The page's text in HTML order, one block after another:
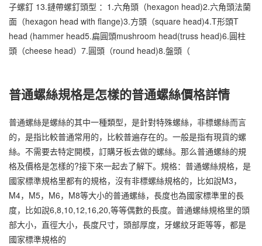
子螺釘 13.鏈帶螺釘頭型 ：1.六角頭（hexagon head)2.六角頭法蘭
面（hexagon head with flange)3.方頭（square head)4.T形頭T
head (hammer head5.扁圓頭mushroom head(truss head)6.圓柱
頭（cheese head）7.圓頭（round head)8.盤頭（
普通螺絲規格是怎樣的普通螺絲價格詳情
普通螺絲是螺絲的其中一種類型，是針對特殊螺絲，非標螺絲而言
的，是指比較普通常用的，比較普遍存在的。一般是指有現貨的螺
絲。不需要去特定開模，訂購牙板去做的螺絲。那么普通螺絲的規
格及價格是怎樣的?接下來一起去了解下。規格：普通螺絲規格，是
國家標準規格里都有的規格，沒有非標螺絲規格的，比如說M3，
M4，M5，M6，M8等大小的普通螺絲，長度也為國家標準里的長
度，比如說6,8,10,12,16,20,等等偶數的長度。普通螺絲規格里的頭
部大小，直徑大小，長度尺寸，頭部厚度，牙螺紋牙距等等，都是
國家標準規格的